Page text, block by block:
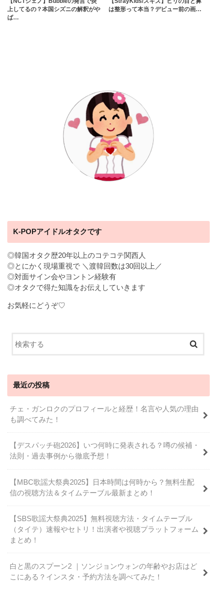
上してるの？本国シズニの解釈がや
ば…
は整形って本当？デビュー前の画…
K-POPアイドルオタクです
◎韓国オタク歴20年以上のコテコテ関西人
◎とにかく現場重視で ＼渡韓回数は30回以上／
◎対面サイン会やヨントン経験有
◎オタクで得た知識をお伝えしていきます
お気軽にどうぞ♡
最近の投稿
チェ・ガンロクのプロフィールと経歴！名言や人気の理由
も調べてみた！
【デスパッチ砲2026】いつ何時に発表される？噂の候補・
法則・過去事例から徹底予想！
【MBC歌謡大祭典2025】日本時間は何時から？無料生配
信の視聴方法＆タイムテーブル最新まとめ！
【SBS歌謡大祭典2025】無料視聴方法・タイムテーブル
（タイテ）速報やセトリ！出演者や視聴プラットフォーム
まとめ！
白と黒のスプーン2 ｜ソンジョンウォンの年齢やお店はど
こにある？インスタ・予約方法を調べてみた！